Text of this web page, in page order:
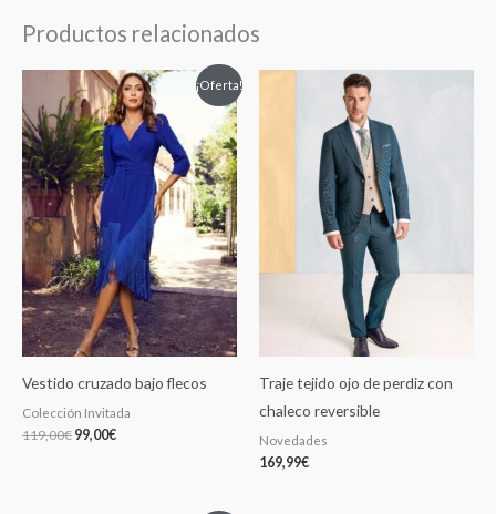
Productos relacionados
¡Oferta!
Vestido cruzado bajo flecos
Colección Invitada
119,00€
El
precio
original
era:
119,00€.
99,00€
El
precio
actual
es:
99,00€.
Traje tejido ojo de perdiz con
chaleco reversible
Novedades
169,99€